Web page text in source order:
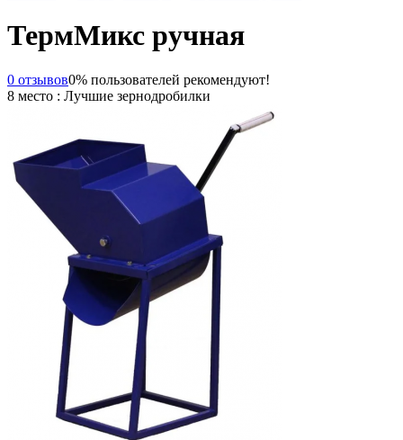
ТермМикс ручная
0 отзывов0% пользователей рекомендуют!
8 место : Лучшие зернодробилки